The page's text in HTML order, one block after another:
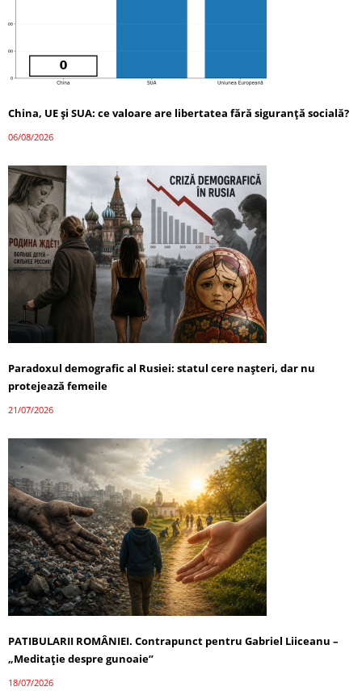
China, UE și SUA: ce valoare are libertatea fără siguranță socială?
06/08/2026
Paradoxul demografic al Rusiei: statul cere nașteri, dar nu
protejează femeile
21/07/2026
PATIBULARII ROMÂNIEI. Contrapunct pentru Gabriel Liiceanu –
„Meditație despre gunoaie”
18/07/2026